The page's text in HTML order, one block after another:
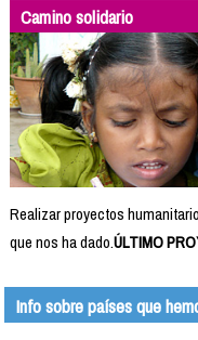
Camino solidario
Realizar proyectos
que nos ha dado.ÚLTIMO
Info sobre países que